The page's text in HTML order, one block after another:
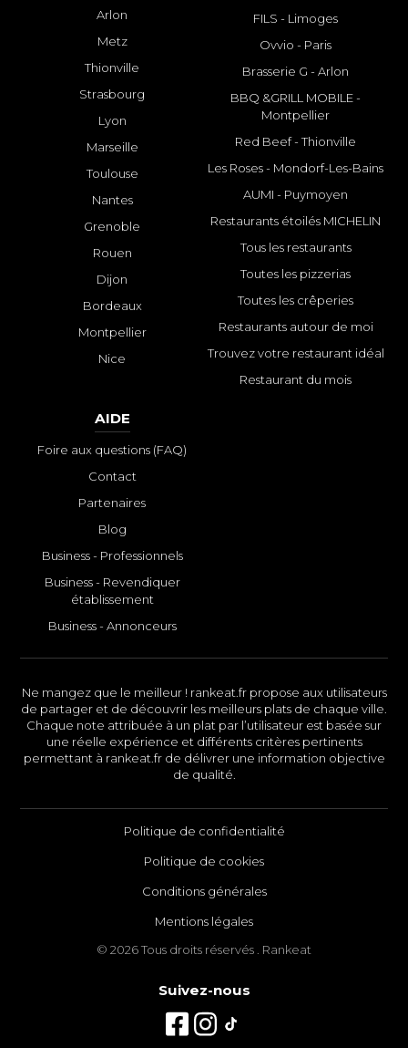
Arlon
Metz
Thionville
Strasbourg
Lyon
Marseille
Toulouse
Nantes
Grenoble
Rouen
Dijon
Bordeaux
Montpellier
Nice
FILS - Limoges
Ovvio - Paris
Brasserie G - Arlon
BBQ &GRILL MOBILE -
Montpellier
Red Beef - Thionville
Les Roses - Mondorf-Les-Bains
AUMI - Puymoyen
Restaurants étoilés MICHELIN
Tous les restaurants
Toutes les pizzerias
Toutes les crêperies
Restaurants autour de moi
Trouvez votre restaurant idéal
Restaurant du mois
AIDE
Foire aux questions (FAQ)
Contact
Partenaires
Blog
Business - Professionnels
Business - Revendiquer
établissement
Business - Annonceurs
Ne mangez que le meilleur ! rankeat.fr propose aux utilisateurs
de partager et de découvrir les meilleurs plats de chaque ville.
Chaque note attribuée à un plat par l’utilisateur est basée sur
une réelle expérience et différents critères pertinents
permettant à rankeat.fr de délivrer une information objective
de qualité.
Politique de confidentialité
Politique de cookies
Conditions générales
Mentions légales
© 2026 Tous droits réservés . Rankeat
Suivez-nous